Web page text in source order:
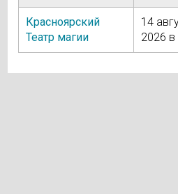
Красноярский
Театр магии
14
2026 в